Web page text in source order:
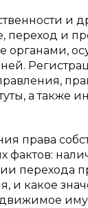
переход и
органами,
а также
права
перехода
и какое